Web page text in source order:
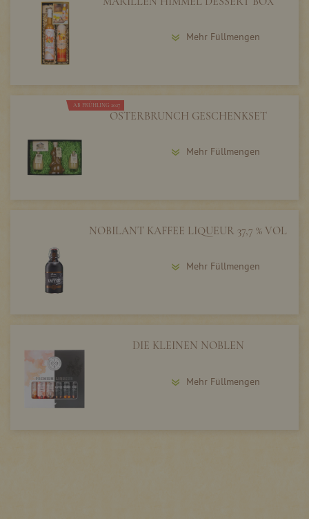
Mehr Füllmengen
AB FRÜHLING 2027
OSTERBRUNCH GESCHENKSET
Mehr Füllmengen
NOBILANT KAFFEE LIQUEUR 37,7 % VOL
Mehr Füllmengen
DIE KLEINEN NOBLEN
Mehr Füllmengen